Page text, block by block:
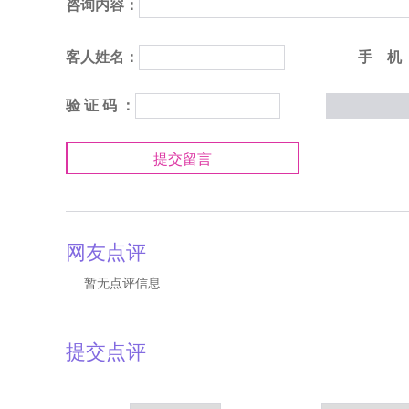
咨询内容：
客人姓名： 手 机
验 证 码 ：
提交留言
网友点评
暂无点评信息
提交点评